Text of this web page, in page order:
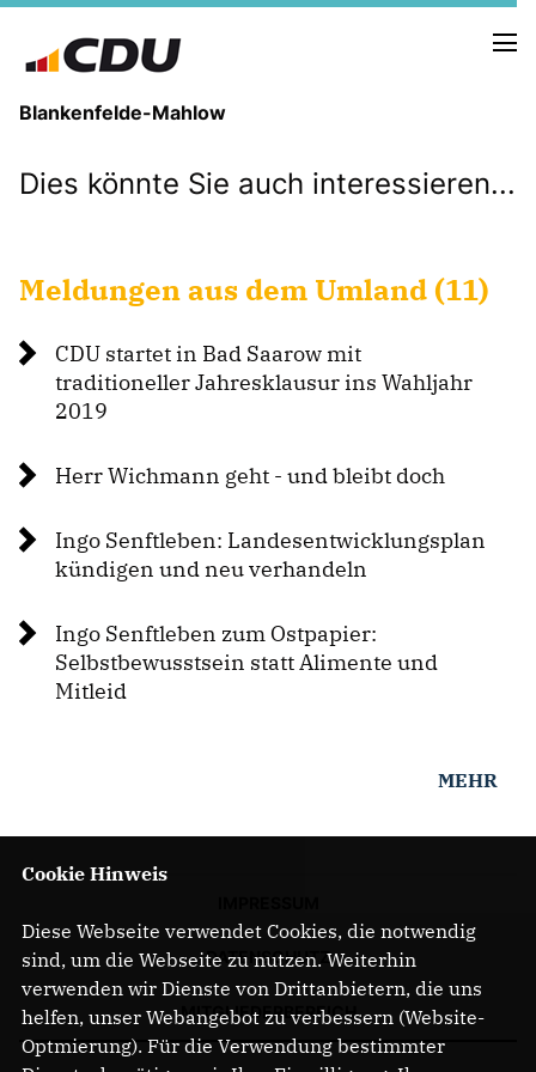
Blankenfelde-Mahlow
VORSTAND
AUSSCHÜSSE
AUFSICHTSRÄTE
NEUIGKEITEN
Dies könnte Sie auch interessieren...
Meldungen aus dem Umland (11)
CDU startet in Bad Saarow mit
traditioneller Jahresklausur ins Wahljahr
2019
Herr Wichmann geht - und bleibt doch
Ingo Senftleben: Landesentwicklungsplan
kündigen und neu verhandeln
Ingo Senftleben zum Ostpapier:
Selbstbewusstsein statt Alimente und
Mitleid
MEHR
DATENSCHUTZ
MITGLIEDERBEREICH
Cookie Hinweis
Diese Webseite verwendet Cookies, die notwendig
sind, um die Webseite zu nutzen. Weiterhin
verwenden wir Dienste von Drittanbietern, die uns
helfen, unser Webangebot zu verbessern (Website-
Optmierung). Für die Verwendung bestimmter